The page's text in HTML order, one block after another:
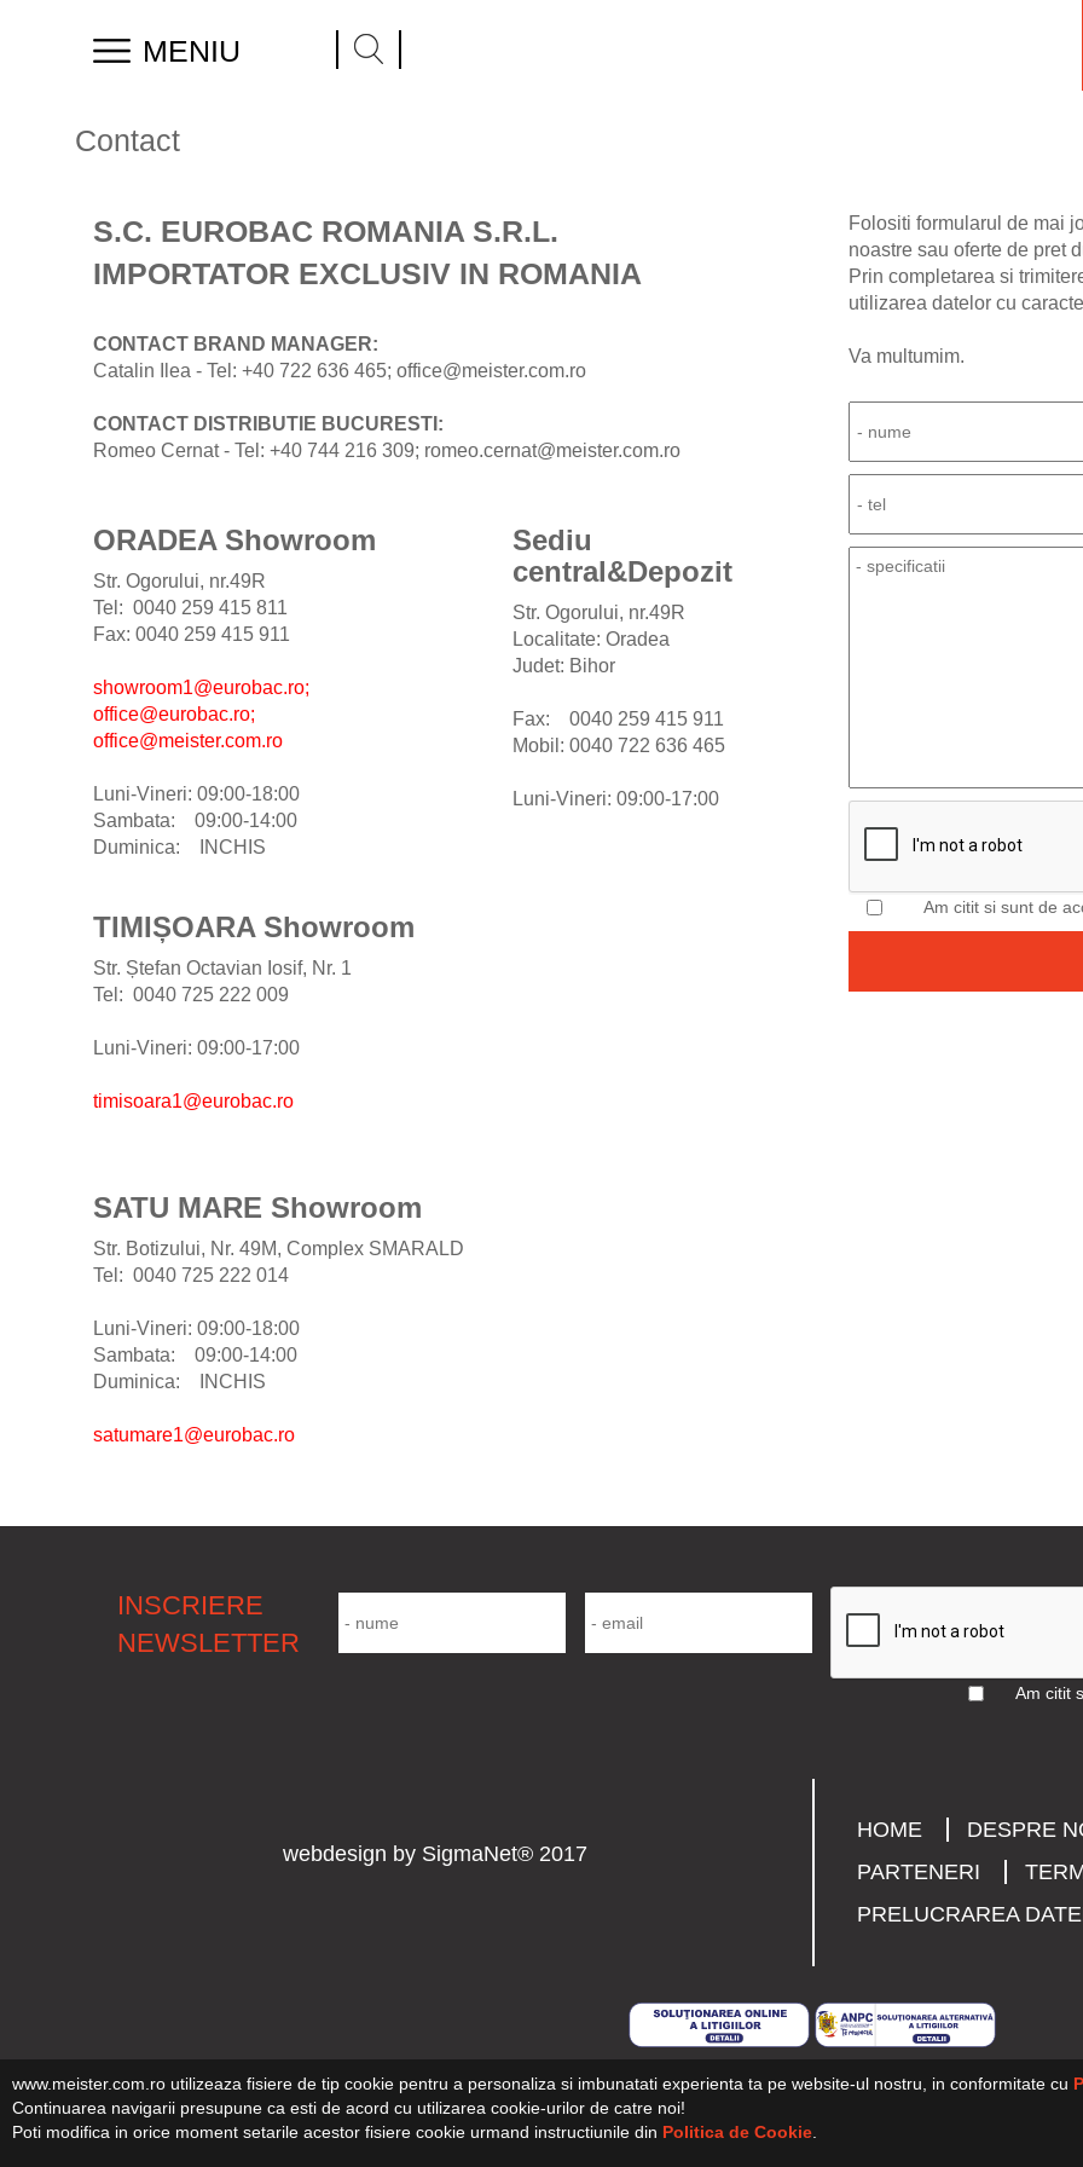
MENIU
Home > Contact
Contact
S.C. EUROBAC ROMANIA S.R.L.
IMPORTATOR EXCLUSIV IN ROMANIA
CONTACT BRAND MANAGER:
Catalin Ilea - Tel: +40 722 636 465; office@meister.com.ro
CONTACT DISTRIBUTIE BUCURESTI:
Romeo Cernat - Tel: +40 744 216 309; romeo.cernat@meister.com.ro
ORADEA Showroom
Str. Ogorului, nr.49R
Tel: 0040 259 415 811
Fax: 0040 259 415 911
showroom1@eurobac.ro;
office@eurobac.ro;
office@meister.com.ro
Luni-Vineri: 09:00-18:00
Sambata: 09:00-14:00
Duminica: INCHIS
TIMIȘOARA Showroom
Str. Ștefan Octavian Iosif, Nr. 1
Tel: 0040 725 222 009
Luni-Vineri: 09:00-17:00
timisoara1@eurobac.ro
SATU MARE Showroom
Str. Botizului, Nr. 49M, Complex SMARALD
Tel: 0040 725 222 014
Luni-Vineri: 09:00-18:00
Sambata: 09:00-14:00
Duminica: INCHIS
satumare1@eurobac.ro
Sediu
central&Depozit
Str. Ogorului, nr.49R
Localitate: Oradea
Judet: Bihor
Fax: 0040 259 415 911
Mobil: 0040 722 636 465
Luni-Vineri: 09:00-17:00
Folositi formularul de mai
noastre sau oferte de pret
Prin completarea si
utilizarea datelor cu
Va multumim.
Am citit si sunt de
INSCRIERE
NEWSLETTER
Am citit
webdesign by SigmaNet®2017
HOME DESPRE
PARTENERI
PRELUCRAREA
www.meister.com.ro utilizeaza fisiere de tip cookie pentru a personaliza si imbunatati experienta ta pe website-ul nostru, in conformitate cu
Continuarea navigarii presupune ca esti de acord cu utilizarea cookie-urilor de catre noi!
Poti modifica in orice moment setarile acestor fisiere cookie urmand instructiunile din Politica de Cookie